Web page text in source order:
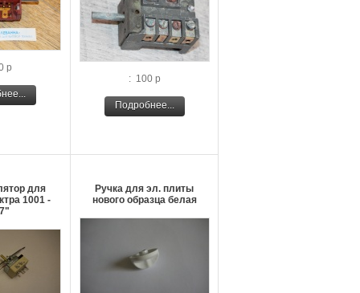
р
: 100 р
Подробнее...
для
1001 -
Ручка для эл. плиты
нового образца белая